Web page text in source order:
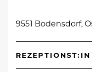
9551 Bodensdorf,